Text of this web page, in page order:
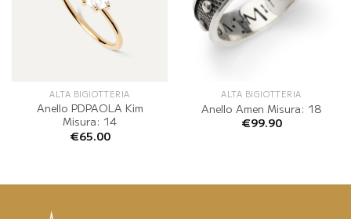
ALTA BIGIOTTERIA
Anello PDPAOLA Kim
Misura: 14
€65.00
ALTA BIGIOTTERIA
Anello Amen Misura: 18
€99.90